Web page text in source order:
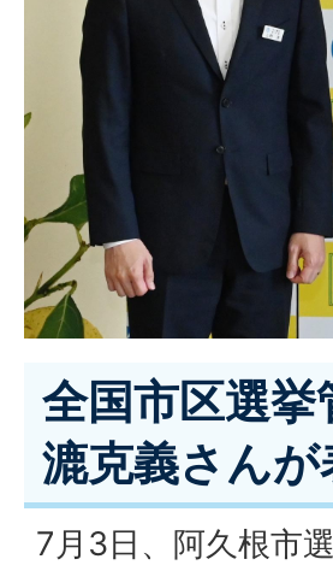
全国市区選
漉克義さん
7月3日、阿久根市